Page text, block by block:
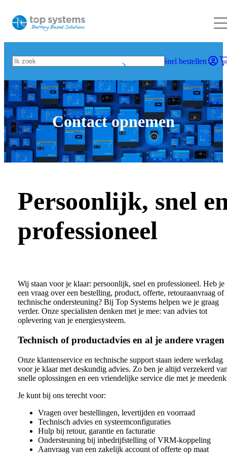
Snel bestellen
Contact opnemen
Persoonlijk, snel
professioneel
Wij staan voor je klaar: persoonlijk, snel en professioneel. Heb je
een vraag over een bestelling, product, offerte, retouraanvraag of
technische ondersteuning? Bij Top Systems helpen we je graag
verder. Onze specialisten denken met je mee: van advies tot
oplevering van je energiesysteem.
Technisch of productadvies en al je andere vragen
Onze klantenservice en technische support staan iedere werkdag
voor je klaar met deskundig advies. Zo ben je altijd verzekerd
snelle oplossingen en een vriendelijke service die met je
Je kunt bij ons terecht voor:
Vragen over bestellingen, levertijden en voorraad
Technisch advies en systeemconfiguraties
Hulp bij retour, garantie en facturatie
Ondersteuning bij inbedrijfstelling of VRM-koppeling
Aanvraag van een zakelijk account of offerte op maat